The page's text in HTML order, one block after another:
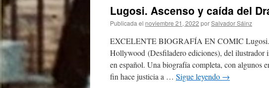
Lugosi. Ascenso y caída del
Publicada el noviembre 21, 2022 porSalvador Sáinz
EXCELENTE BIOGRAFÍA EN COMIC Lugosi.
Hollywood (Desfiladero ediciones), del ilustrador
en español. Una biografía completa, con algunos
fin hace justicia a … Sigue leyendo →